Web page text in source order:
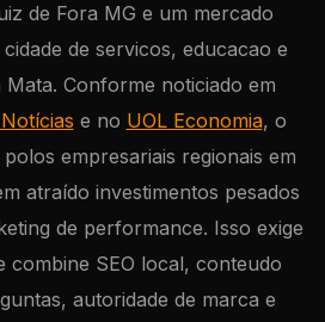
de Fora MG e um mercado
de servicos, educacao e
Mata. Conforme noticiado em
e no UOL Economia, o
empresariais regionais em
atraído investimentos pesados
de performance. Isso exige
combine SEO local, conteudo
autoridade de marca e